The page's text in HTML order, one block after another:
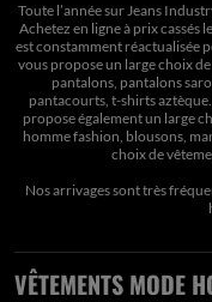
Toute l’année sur Jeans
Achetez en ligne à prix cassés
est constamment réactualisée
vous propose un large choix
pantalons, pantalons
pantacourts, t-shirts
propose également un large
homme fashion, blousons,
choix de
Nos arrivages sont très
VÊTEMENTS MODE